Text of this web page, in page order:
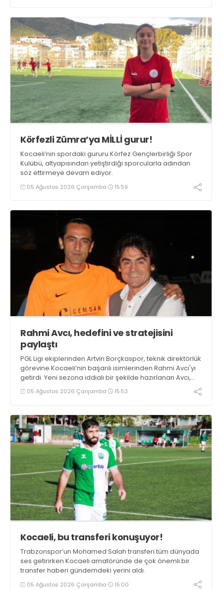
Körfezli Zümra’ya MİLLİ gurur!
Kocaeli’nin spordaki gururu Körfez Gençlerbirliği Spor
Kulübü, altyapısından yetiştirdiği sporcularla adından
söz ettirmeye devam ediyor.
05 Ağustos 2026 Çarşamba 15:59
Rahmi Avcı, hedefini ve stratejisini
paylaştı
PGL Ligi ekiplerinden Artvin Borçkaspor, teknik direktörlük
görevine Kocaeli’nin başarılı isimlerinden Rahmi Avcı'yı
getirdi. Yeni sezona iddialı bir şekilde hazırlanan Avcı,
duygularını aktardı.
05 Ağustos 2026 Çarşamba 15:53
Kocaeli, bu transferi konuşuyor!
Trabzonspor’un Mohamed Salah transferi tüm dünyada
ses getirirken Kocaeli amatöründe de çok önemli bir
transfer haberi gündemdeki yerini aldı.
05 Ağustos 2026 Çarşamba 15:00